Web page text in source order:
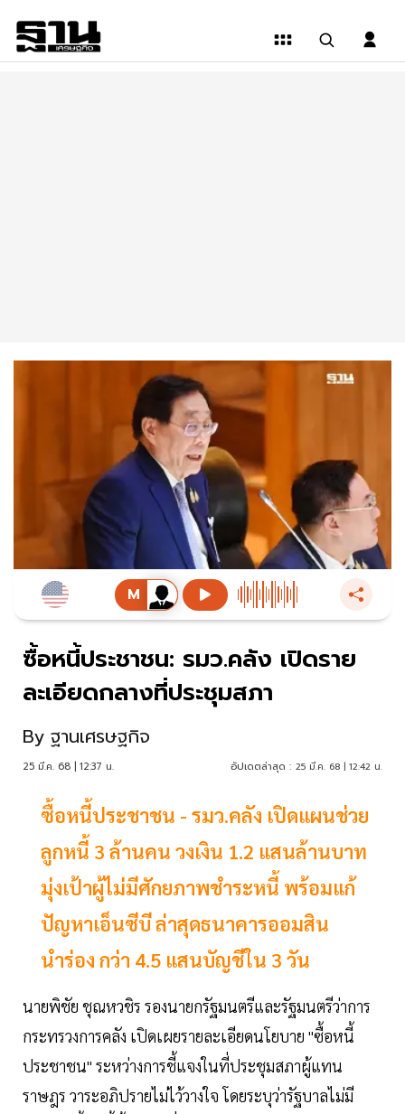
ซื้อหนี้ประชาชน: รมว.คลัง เปิดราย
ละเอียดกลางที่ประชุมสภา
By ฐานเศรษฐกิจ
25 มี.ค. 68 | 12:37 น. อัปเดตล่าสุด : 25 มี.ค. 68 | 12:42 น.
ซื้อหนี้ประชาชน - รมว.คลัง เปิดแผนช่วย
ลูกหนี้ 3 ล้านคน วงเงิน 1.2 แสนล้านบาท
มุ่งเป้าผู้ไม่มีศักยภาพชำระหนี้ พร้อมแก้
ปัญหาเอ็นซีบี ล่าสุดธนาคารออมสิน
นำร่อง กว่า 4.5 แสนบัญชีใน 3 วัน
นายพิชัย ชุณหวชิร รองนายกรัฐมนตรีและรัฐมนตรีว่าการ
กระทรวงการคลัง เปิดเผยรายละเอียดนโยบาย "ซื้อหนี้
ประชาชน" ระหว่างการชี้แจงในที่ประชุมสภาผู้แทน
ราษฎร วาระอภิปรายไม่ไว้วางใจ โดยระบุว่ารัฐบาลไม่มี